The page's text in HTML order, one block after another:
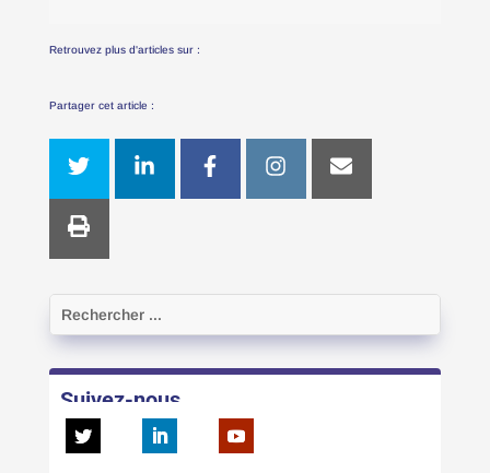
Retrouvez plus d'articles sur :
Partager cet article :
Suivez-nous